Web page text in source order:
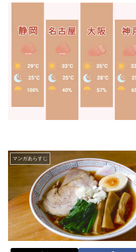
マンガあらすじ